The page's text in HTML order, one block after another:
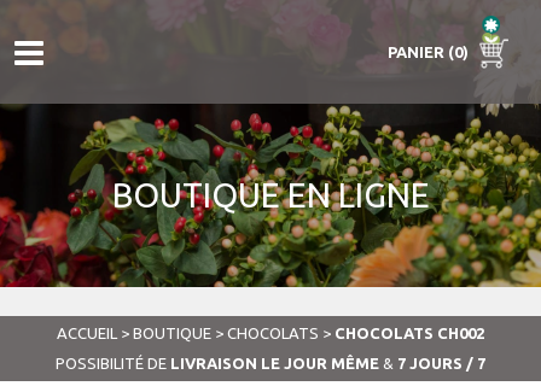
PANIER (0)
BOUTIQUE EN LIGNE
ACCUEIL > BOUTIQUE > CHOCOLATS > CHOCOLATS CH002
POSSIBILITÉ DE LIVRAISON LE JOUR MÊME & 7 JOURS / 7